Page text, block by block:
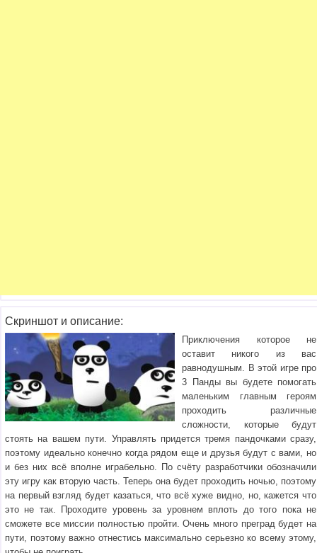
Скриншот и описание:
Приключения которое не
оставит никого из вас
равнодушным. В этой игре про
3 Панды вы будете помогать
маленьким главным героям
проходить различные
сложности, которые будут
стоять на вашем пути. Управлять придется тремя пандочками сразу,
поэтому идеально конечно когда рядом еще и друзья будут с вами, но
и без них всё вполне играбельно. По счёту разработчики обозначили
эту игру как вторую часть. Теперь она будет проходить ночью, поэтому
на первый взгляд будет казаться, что всё хуже видно, но, кажется что
это не так. Проходите уровень за уровнем вплоть до того пока не
сможете все миссии полностью пройти. Очень много преград будет на
пути, поэтому важно отнестись максимально серьезно ко всему этому,